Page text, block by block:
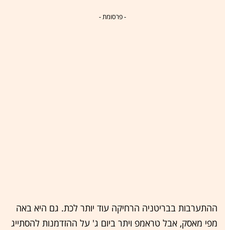
- פרסומת -
ההתערבות בבריטניה הרחיקה עוד יותר לכת. גם היא באה
מפי מאסק, אבל טראמפ ויתר ביום ג' על ההזדמנות להסתייג